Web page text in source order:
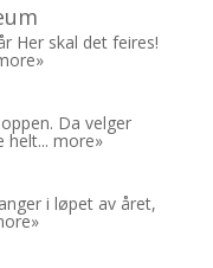
Her skal det feires!
Da velger
helt... more»
i løpet av året,